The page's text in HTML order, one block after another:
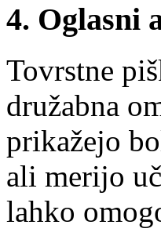
4. Oglasni
Tovrstne
družabna
prikažejo
ali merijo
lahko